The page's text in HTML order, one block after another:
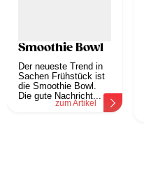
Smoothie Bowl
Der neueste Trend in
Sachen Frühstück ist
die Smoothie Bowl.
Die gute Nachricht...
zum Artikel